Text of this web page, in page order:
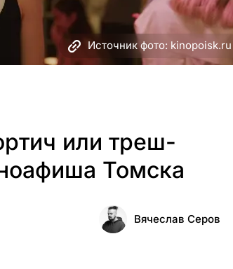
Источник фото: kinopoisk.ru
или треш-
Томска
Вячеслав Серов